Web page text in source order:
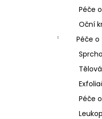
Péče
Oční
Péče o
Péče